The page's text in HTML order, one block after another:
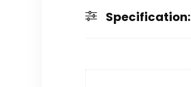
Specification: